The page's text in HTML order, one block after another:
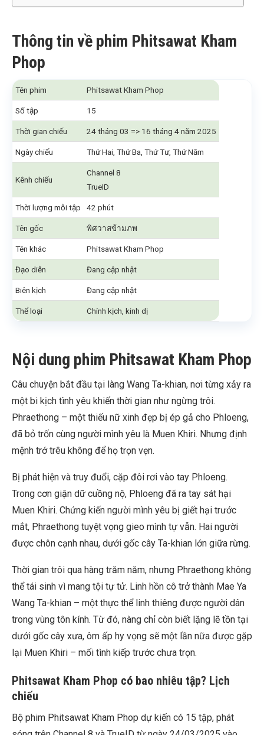
Thông tin về phim Phitsawat Kham
Phop
Tên phim Phitsawat Kham Phop
Số tập 15
Thời gian chiếu 24 tháng 03 => 16 tháng 4 năm 2025
Ngày chiếu Thứ Hai, Thứ Ba, Thứ Tư, Thứ Năm
Kênh chiếu
Channel 8
TrueID
Thời lượng mỗi tập 42 phút
Tên gốc พิศวาสข้ามภพ
Tên khác Phitsawat Kham Phop
Đạo diễn Đang cập nhật
Biên kịch Đang cập nhật
Thể loại Chính kịch, kinh dị
Nội dung phim Phitsawat Kham Phop
Câu chuyện bắt đầu tại làng Wang Ta-khian, nơi từng xảy ra
một bi kịch tình yêu khiến thời gian như ngừng trôi.
Phraethong – một thiếu nữ xinh đẹp bị ép gả cho Phloeng,
đã bỏ trốn cùng người mình yêu là Muen Khiri. Nhưng định
mệnh trớ trêu không để họ trọn vẹn.
Bị phát hiện và truy đuổi, cặp đôi rơi vào tay Phloeng.
Trong cơn giận dữ cuồng nộ, Phloeng đã ra tay sát hại
Muen Khiri. Chứng kiến người mình yêu bị giết hại trước
mắt, Phraethong tuyệt vọng gieo mình tự vẫn. Hai người
được chôn cạnh nhau, dưới gốc cây Ta-khian lớn giữa rừng.
Thời gian trôi qua hàng trăm năm, nhưng Phraethong không
thể tái sinh vì mang tội tự tử. Linh hồn cô trở thành Mae Ya
Wang Ta-khian – một thực thể linh thiêng được người dân
trong vùng tôn kính. Từ đó, nàng chỉ còn biết lặng lẽ tồn tại
dưới gốc cây xưa, ôm ấp hy vọng sẽ một lần nữa được gặp
lại Muen Khiri – mối tình kiếp trước chưa trọn.
Phitsawat Kham Phop có bao nhiêu tập? Lịch
chiếu
Bộ phim Phitsawat Kham Phop dự kiến có 15 tập, phát